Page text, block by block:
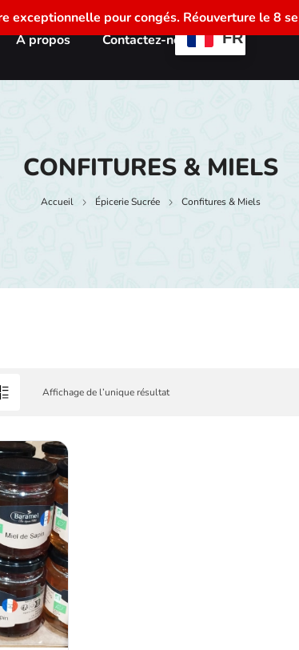
exceptionnelle pour congés. Réouverture le 8
À propos Contactez-nous FR
CONFITURES & MIELS
Accueil Épicerie Sucrée Confitures & Miels
Affichage de l’unique résultat